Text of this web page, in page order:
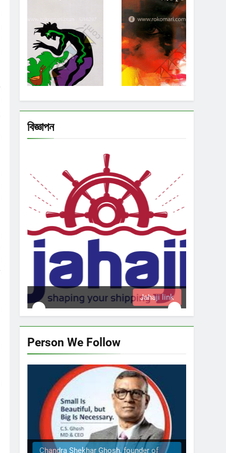
বিজ্ঞাপন
Jahaji link
Person We Follow
Chandra Shekhar Ghosh, founder of